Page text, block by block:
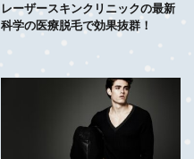
レーザースキンクリニックの最新
科学の医療脱毛で効果抜群！